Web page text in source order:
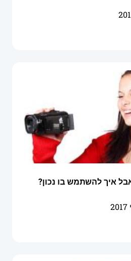
איך להשתמש בו נכון?